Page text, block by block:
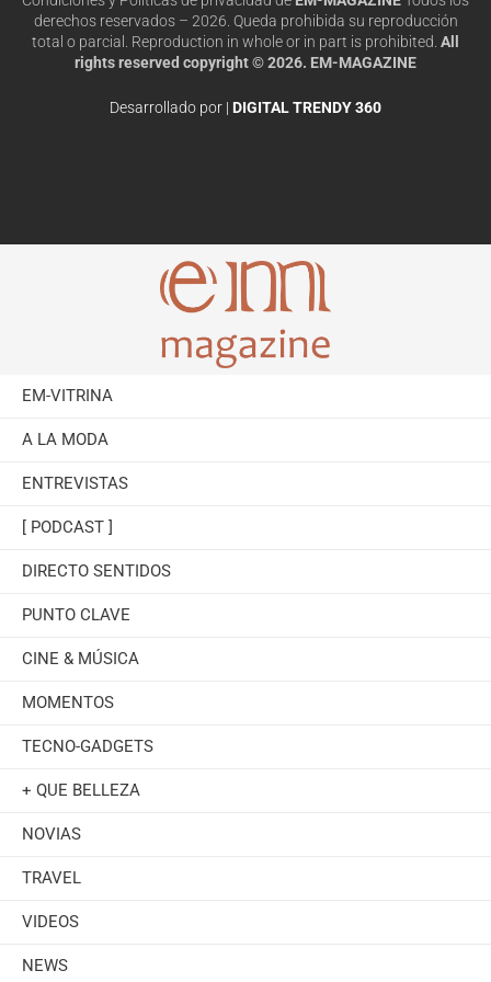
derechos reservados – 2026. Queda prohibida su reproducción
total o parcial. Reproduction in whole or in part is prohibited. All
rights reserved copyright © 2026. EM-MAGAZINE
Desarrollado por | DIGITAL TRENDY 360
EM-VITRINA
A LA MODA
ENTREVISTAS
[ PODCAST ]
DIRECTO SENTIDOS
PUNTO CLAVE
CINE & MÚSICA
MOMENTOS
TECNO-GADGETS
+ QUE BELLEZA
NOVIAS
TRAVEL
VIDEOS
NEWS